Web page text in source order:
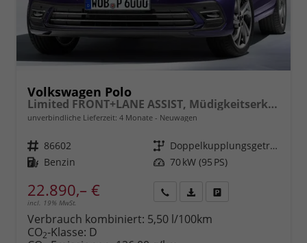
Volkswagen Polo
Limited FRONT+LANE ASSIST, Müdigkeitserkennung, REAR Berganfahrassistent, ISOFIX, eCall, LED, Digital Cockpit, App Connect, CLIMATIC, 15" ALU uvm.
unverbindliche Lieferzeit: 4 Monate Neuwagen
Fahrzeugnr. 86602 Getriebe
Doppelkupplungsgetriebe (DSG)
Kraftstoff Benzin Leistung 70 kW (95 PS)
22.890,– €
incl. 19% MwSt.
anfordern
Datei,
Verbrauch kombiniert: 5,50 l/100km
CO2-Klasse: D